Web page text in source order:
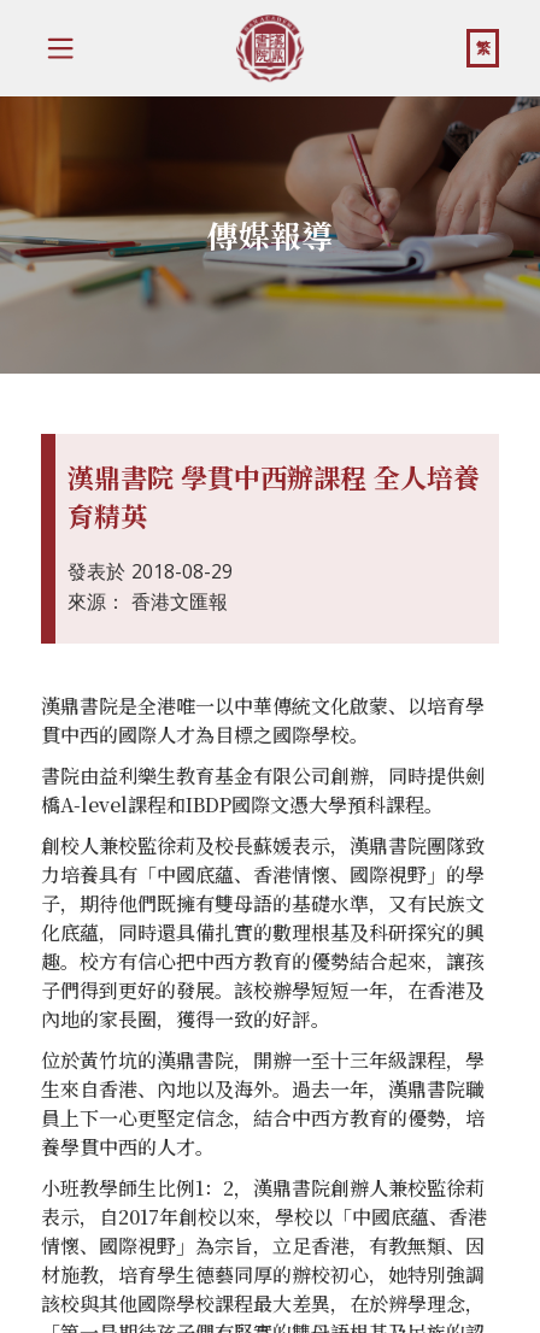
繁
傳媒報導
漢鼎書院 學貫中西辦課程 全人培養
育精英
發表於 2018-08-29
來源： 香港文匯報
漢鼎書院是全港唯一以中華傳統文化啟蒙、以培育學
貫中西的國際人才為目標之國際學校。
書院由益利樂生教育基金有限公司創辦，同時提供劍
橋A-level課程和IBDP國際文憑大學預科課程。
創校人兼校監徐莉及校長蘇媛表示，漢鼎書院團隊致
力培養具有「中國底蘊、香港情懷、國際視野」的學
子，期待他們既擁有雙母語的基礎水準，又有民族文
化底蘊，同時還具備扎實的數理根基及科研探究的興
趣。校方有信心把中西方教育的優勢結合起來，讓孩
子們得到更好的發展。該校辦學短短一年，在香港及
內地的家長圈，獲得一致的好評。
位於黃竹坑的漢鼎書院，開辦一至十三年級課程，學
生來自香港、內地以及海外。過去一年，漢鼎書院職
員上下一心更堅定信念，結合中西方教育的優勢，培
養學貫中西的人才。
小班教學師生比例1：2，漢鼎書院創辦人兼校監徐莉
表示，自2017年創校以來，學校以「中國底蘊、香港
情懷、國際視野」為宗旨，立足香港，有教無類、因
材施教，培育學生德藝同厚的辦校初心，她特別強調
該校與其他國際學校課程最大差異，在於辨學理念，